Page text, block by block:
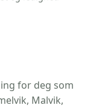
for deg som
Malvik,